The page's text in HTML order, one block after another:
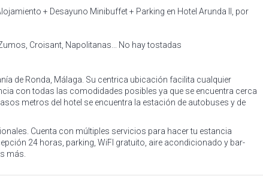
+ Desayuno Minibuffet + Parking en Hotel Arunda II, por
Croisant, Napolitanas... No hay tostadas
de Ronda, Málaga. Su centrica ubicación facilita cualquier
con todas las comodidades posibles ya que se encuentra cerca
metros del hotel se encuentra la estación de autobuses y de
Cuenta con múltiples servicios para hacer tu estancia
24 horas, parking, WiFI gratuito, aire acondicionado y bar-
más.